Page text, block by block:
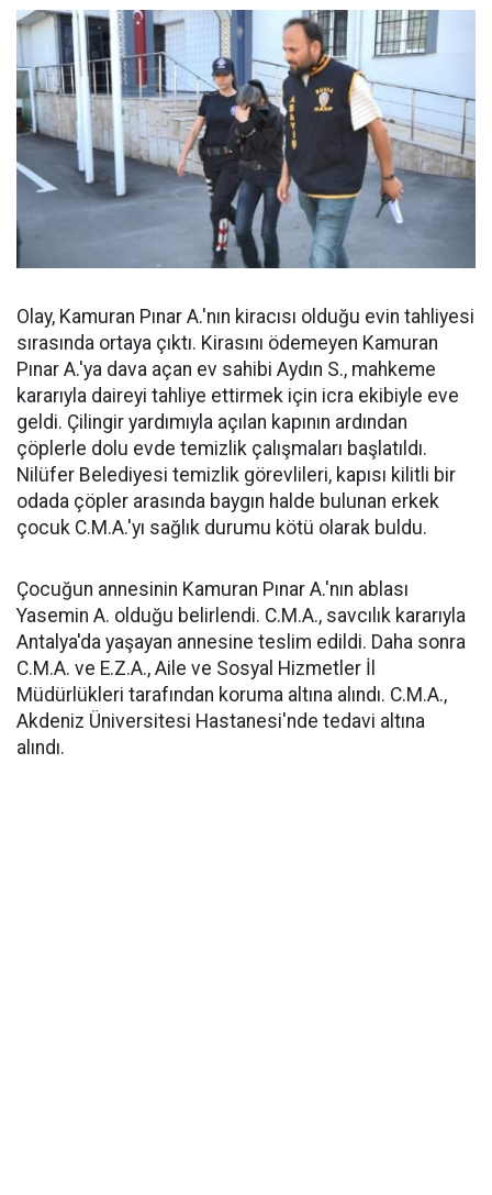
Olay, Kamuran Pınar A.'nın kiracısı olduğu evin tahliyesi
sırasında ortaya çıktı. Kirasını ödemeyen Kamuran
Pınar A.'ya dava açan ev sahibi Aydın S., mahkeme
kararıyla daireyi tahliye ettirmek için icra ekibiyle eve
geldi. Çilingir yardımıyla açılan kapının ardından
çöplerle dolu evde temizlik çalışmaları başlatıldı.
Nilüfer Belediyesi temizlik görevlileri, kapısı kilitli bir
odada çöpler arasında baygın halde bulunan erkek
çocuk C.M.A.'yı sağlık durumu kötü olarak buldu.
Çocuğun annesinin Kamuran Pınar A.'nın ablası
Yasemin A. olduğu belirlendi. C.M.A., savcılık kararıyla
Antalya'da yaşayan annesine teslim edildi. Daha sonra
C.M.A. ve E.Z.A., Aile ve Sosyal Hizmetler İl
Müdürlükleri tarafından koruma altına alındı. C.M.A.,
Akdeniz Üniversitesi Hastanesi'nde tedavi altına
alındı.